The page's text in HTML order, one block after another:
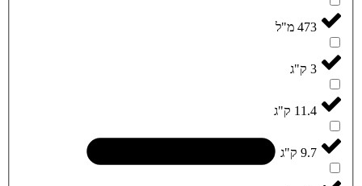
473 מ"ל
3 ק"ג
11.4 ק"ג
9.7 ק"ג